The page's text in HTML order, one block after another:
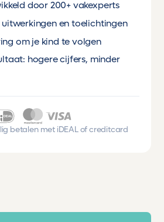
door 200+ vakexperts
en toelichtingen
om je kind te volgen
hogere cijfers, minder
betalen met iDEAL of creditcard